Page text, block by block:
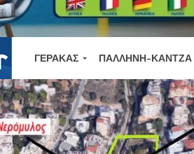
ΓΈΡΑΚΑΣ ΠΑΛΛΉΝΗ-ΚΆΝΤΖΑ